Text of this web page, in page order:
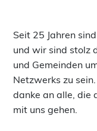
Seit 25 Jahren
und wir sind stolz
und Gemeinden
Netzwerks zu
danke an alle, die
mit uns gehen.